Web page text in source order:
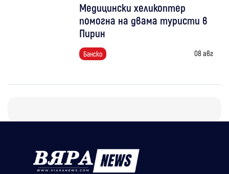
Медицински хеликоптер
помогна на двама туристи в
Пирин
Банско 08 авг